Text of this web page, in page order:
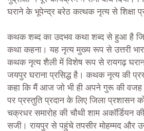
घराने के भूपेन्द्र बरेठ कत्थक नृत्य से शिक्षा
कथक शब्द का उदभव कथा शब्द से हुआ है
कथा कहना। यह नृत्य मुख्य रूप से उत्तरी
कथक नृत्य शैली में विशेष रूप से रायगढ़
जयपुर घराना प्रसिद्ध है। कथक नृत्य की
कहा कि मैं आज जो भी ही अपने गुरू की
पर प्रस्तुति प्रदान के लिए जिला प्रशासन को
चक्रधर समारोह की चौथी शाम अकॉर्डियन
सजी। रायपुर से पहुंचे तपसीर मोहम्मद और